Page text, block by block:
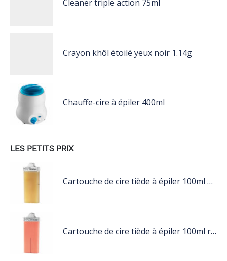
Cleaner triple action 75ml
Crayon khôl étoilé yeux noir 1.14g
Chauffe-cire à épiler 400ml
LES PETITS PRIX
Cartouche de cire tiède à épiler 100ml miel
Cartouche de cire tiède à épiler 100ml rose